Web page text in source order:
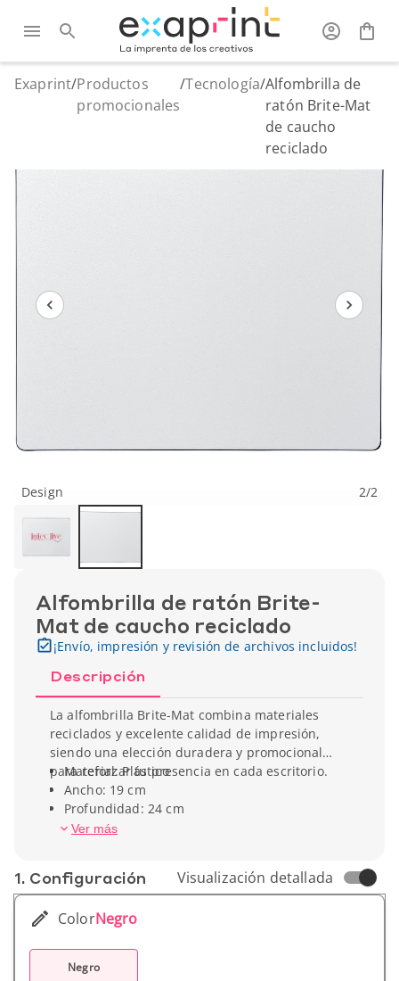
Exaprint/Productos
promocionales
/Tecnología/Alfombrilla de
ratón Brite-Mat
de caucho
reciclado
Design 2/2
Alfombrilla de ratón Brite-
Mat de caucho reciclado
¡Envío, impresión y revisión de archivos incluidos!
Descripción
La alfombrilla Brite-Mat combina materiales
reciclados y excelente calidad de impresión,
siendo una elección duradera y promocional
para reforzar tu presencia en cada escritorio.
Material: Plástico
Ancho: 19 cm
Profundidad: 24 cm
Altura: 0,19 m
Ver más
1. Conf­iguración Visualización detallada
ColorNegro
Negro